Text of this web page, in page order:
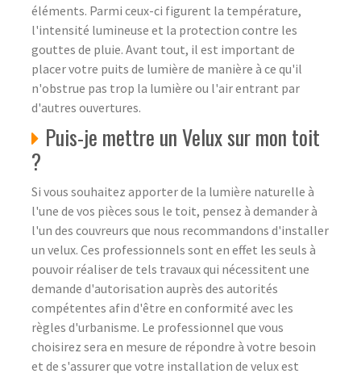
éléments. Parmi ceux-ci figurent la température,
l'intensité lumineuse et la protection contre les
gouttes de pluie. Avant tout, il est important de
placer votre puits de lumière de manière à ce qu'il
n'obstrue pas trop la lumière ou l'air entrant par
d'autres ouvertures.
Puis-je mettre un Velux sur mon toit
?
Si vous souhaitez apporter de la lumière naturelle à
l'une de vos pièces sous le toit, pensez à demander à
l'un des couvreurs que nous recommandons d'installer
un velux. Ces professionnels sont en effet les seuls à
pouvoir réaliser de tels travaux qui nécessitent une
demande d'autorisation auprès des autorités
compétentes afin d'être en conformité avec les
règles d'urbanisme. Le professionnel que vous
choisirez sera en mesure de répondre à votre besoin
et de s'assurer que votre installation de velux est